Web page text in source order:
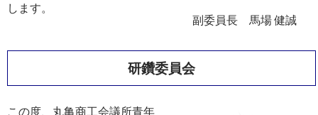
副委員長 馬場 健誠
します。
研鑽委員会
この度、丸亀商工会議所青年